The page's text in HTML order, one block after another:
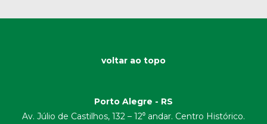
voltar ao topo
Porto Alegre - RS
Av. Júlio de Castilhos, 132 – 12⁰ andar. Centro Histórico.